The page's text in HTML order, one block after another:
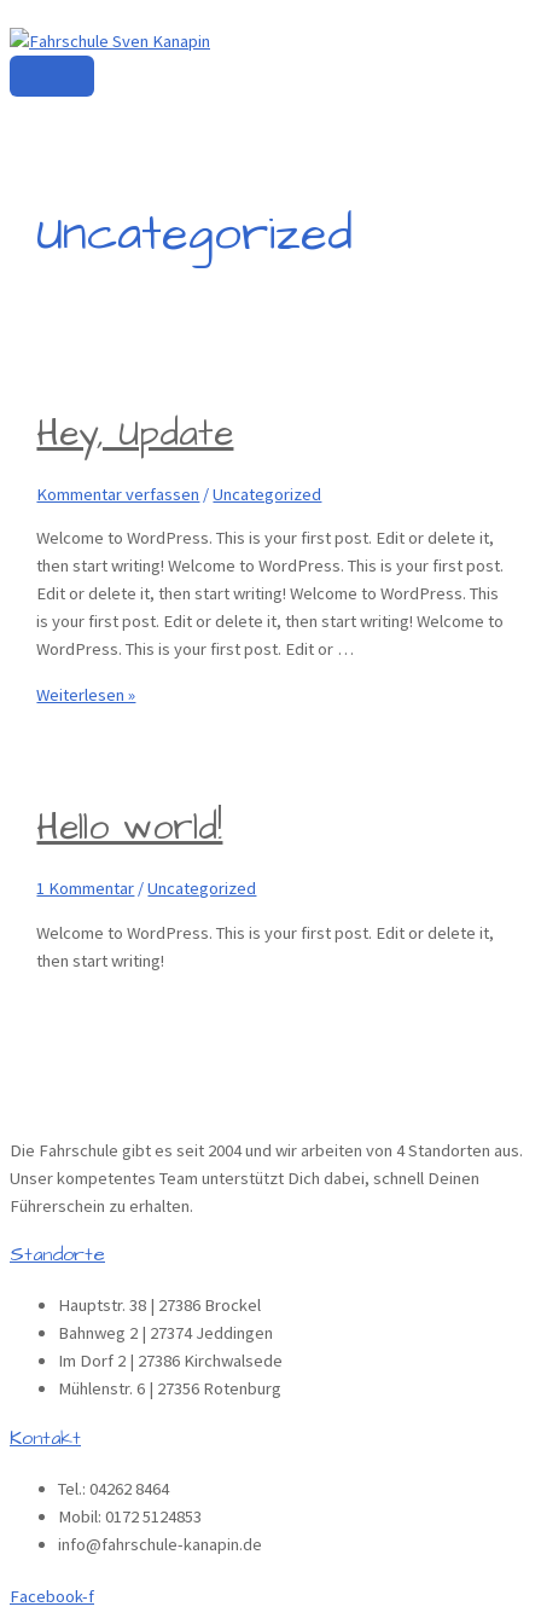
Inhalt
Uncategorized
Hey, Update
Kommentar verfassen /Uncategorized
Welcome to WordPress. This is your first post. Edit or delete it,
then start writing! Welcome to WordPress. This is your first post.
Edit or delete it, then start writing! Welcome to WordPress. This
is your first post. Edit or delete it, then start writing! Welcome to
WordPress. This is your first post. Edit or …
Hey,
Weiterlesen »
Hello world!
1 Kommentar /Uncategorized
Welcome to WordPress. This is your first post. Edit or delete it,
then start writing!
Die Fahrschule gibt es seit 2004 und wir arbeiten von 4 Standorten aus.
Unser kompetentes Team unterstützt Dich dabei, schnell Deinen
Führerschein zu erhalten.
Standorte
Hauptstr. 38 | 27386 Brockel
Bahnweg 2 | 27374 Jeddingen
Im Dorf 2 | 27386 Kirchwalsede
Mühlenstr. 6 | 27356 Rotenburg
Kontakt
Tel.: 04262 8464
Mobil: 0172 5124853
info@fahrschule-kanapin.de
Facebook-f